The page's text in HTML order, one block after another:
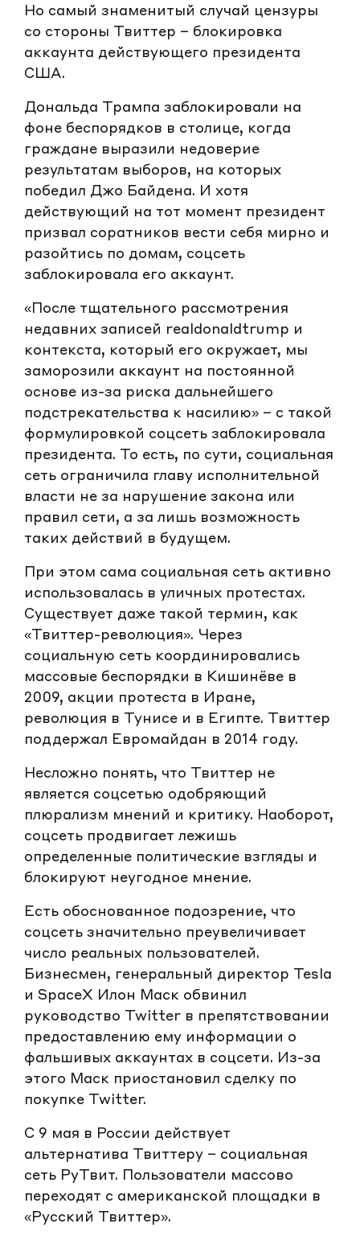
Но самый знаменитый случай цензуры
со стороны Твиттер – блокировка
аккаунта действующего президента
США.
Дональда Трампа заблокировали на
фоне беспорядков в столице, когда
граждане выразили недоверие
результатам выборов, на которых
победил Джо Байдена. И хотя
действующий на тот момент президент
призвал соратников вести себя мирно и
разойтись по домам, соцсеть
заблокировала его аккаунт.
«После тщательного рассмотрения
недавних записей realdonaldtrump и
контекста, который его окружает, мы
заморозили аккаунт на постоянной
основе из-за риска дальнейшего
подстрекательства к насилию» – с такой
формулировкой соцсеть заблокировала
президента. То есть, по сути, социальная
сеть ограничила главу исполнительной
власти не за нарушение закона или
правил сети, а за лишь возможность
таких действий в будущем.
При этом сама социальная сеть активно
использовалась в уличных протестах.
Существует даже такой термин, как
«Твиттер-революция». Через
социальную сеть координировались
массовые беспорядки в Кишинёве в
2009, акции протеста в Иране,
революция в Тунисе и в Египте. Твиттер
поддержал Евромайдан в 2014 году.
Несложно понять, что Твиттер не
является соцсетью одобряющий
плюрализм мнений и критику. Наоборот,
соцсеть продвигает лежишь
определенные политические взгляды и
блокируют неугодное мнение.
Есть обоснованное подозрение, что
соцсеть значительно преувеличивает
число реальных пользователей.
Бизнесмен, генеральный директор Tesla
и SpaceX Илон Маск обвинил
руководство Twitter в препятствовании
предоставлению ему информации о
фальшивых аккаунтах в соцсети. Из-за
этого Маск приостановил сделку по
покупке Twitter.
С 9 мая в России действует
альтернатива Твиттеру – социальная
сеть РуТвит. Пользователи массово
переходят с американской площадки в
«Русский Твиттер».